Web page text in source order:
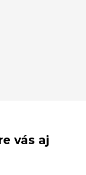
vás aj